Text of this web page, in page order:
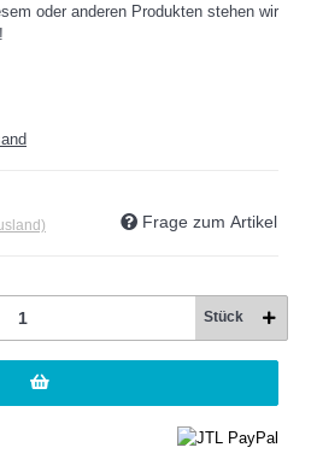
oder anderen Produkten stehen wir
Frage zum Artikel
Stück